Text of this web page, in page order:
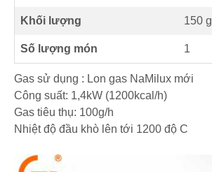
Khối lượng 150 g
Số lượng món 1
Gas sử dụng : Lon gas NaMilux mới
Công suất: 1,4kW (1200kcal/h)
Gas tiêu thụ: 100g/h
Nhiệt độ đầu khò lên tới 1200 độ C